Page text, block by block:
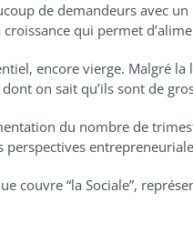
de demandeurs avec
qui permet
encore vierge. Malgré la
on sait qu’ils sont de
du nombre de
couvre “la Sociale”,